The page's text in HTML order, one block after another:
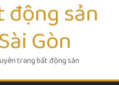
động sản
Sài Gòn
trang bất động sản